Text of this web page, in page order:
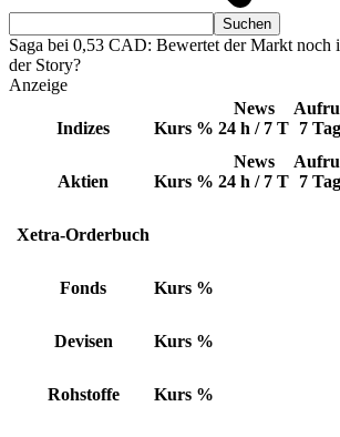
Saga bei 0,53 CAD: Bewertet der Markt noch
der Story?
Anzeige
Indizes Kurs %
News
24 h / 7 T 7
Aktien Kurs %
News
24 h / 7 T 7
Xetra-Orderbuch
Fonds Kurs %
Devisen Kurs %
Rohstoffe Kurs %